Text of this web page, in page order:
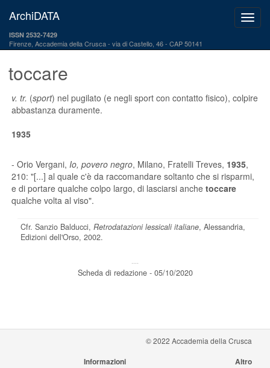
ArchiDATA
ISSN 2532-7429
Firenze, Accademia della Crusca via di Castello, 46 - CAP 50141
toccare
v. tr. (sport) nel pugilato (e negli sport con contatto fisico), colpire
abbastanza duramente.
1935
- Orio Vergani, Io, povero negro, Milano, Fratelli Treves, 1935,
210: "[...] al quale c'è da raccomandare soltanto che si risparmi,
e di portare qualche colpo largo, di lasciarsi anche toccare
qualche volta al viso".
Cfr. Sanzio Balducci, Retrodatazioni lessicali italiane, Alessandria,
Edizioni dell'Orso, 2002.
---
Scheda di redazione - 05/10/2020
© 2022 Accademia della Crusca
Informazioni Altro